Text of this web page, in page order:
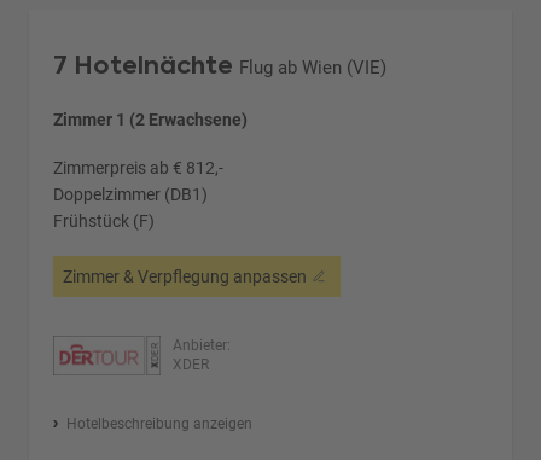
7 Hotelnächte Flug ab Wien (VIE)
Zimmer 1 (2 Erwachsene)
Zimmerpreis ab € 812,-
Doppelzimmer (DB1)
Frühstück (F)
Zimmer & Verpflegung anpassen
Anbieter:
XDER
Hotelbeschreibung anzeigen